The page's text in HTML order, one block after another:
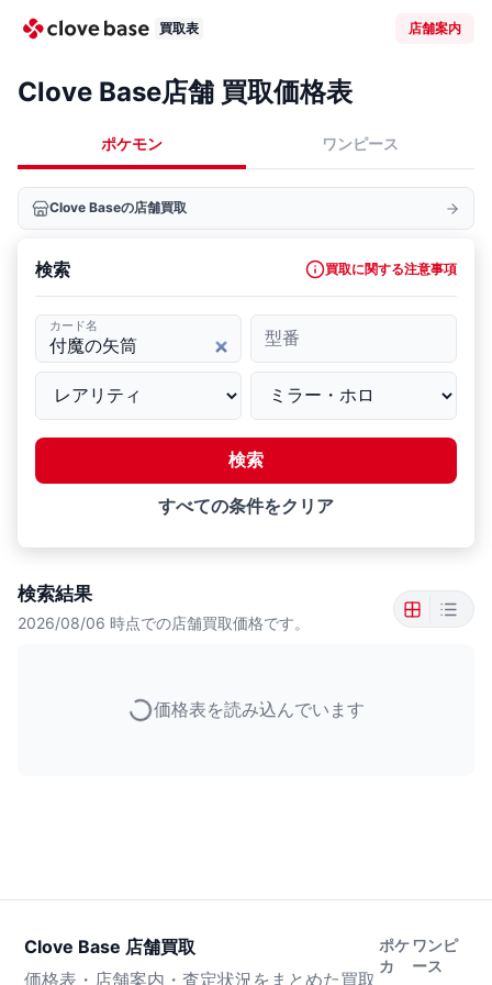
買取表 店舗案内
Clove Base店舗 買取価格表
ポケモン ワンピース
Clove Baseの店舗買取
検索 買取に関する注意事項
カード名
型番
検索
すべての条件をクリア
検索結果
2026/08/06 時点での店舗買取価格です。
価格表を読み込んでいます
Clove Base 店舗買取
価格表・店舗案内・査定状況をまとめた買取
ポケ
カ
ワンピ
ース